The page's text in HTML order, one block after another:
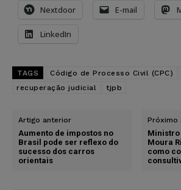
Nextdoor E-mail
LinkedIn
TAGS Código de Processo Civil (CPC)
recuperação judicial
tjpb
Artigo anterior
Aumento de impostos no
Brasil pode ser reflexo do
sucesso dos carros
orientais
Próximo
Ministro
Moura
como